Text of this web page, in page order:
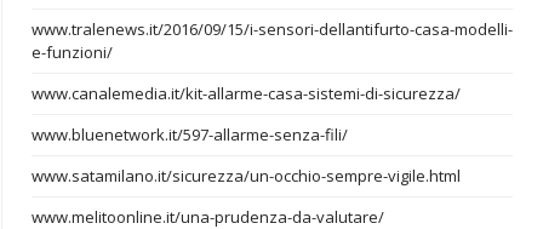
www.tralenews.it/2016/09/15/i-sensori-dellantifurto-casa-modelli-
e-funzioni/
www.canalemedia.it/kit-allarme-casa-sistemi-di-sicurezza/
www.bluenetwork.it/597-allarme-senza-fili/
www.satamilano.it/sicurezza/un-occhio-sempre-vigile.html
www.melitoonline.it/una-prudenza-da-valutare/